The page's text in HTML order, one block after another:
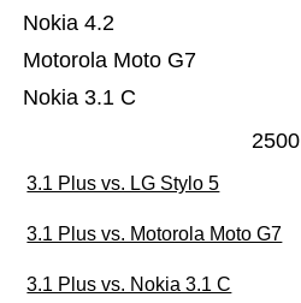
Nokia 3.1 C
Motorola Moto G7
Nokia 4.2
2500
3.1 Plus vs. LG Stylo 5
3.1 Plus vs. Motorola Moto G7
3.1 Plus vs. Nokia 3.1 C